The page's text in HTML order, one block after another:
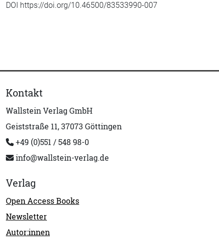
DOI https://doi.org/10.46500/83533990-007
Kontakt
Wallstein Verlag GmbH
Geiststraße 11, 37073 Göttingen
+49 (0)551 / 548 98-0
info@wallstein-verlag.de
Verlag
Open Access Books
Newsletter
Autor:innen